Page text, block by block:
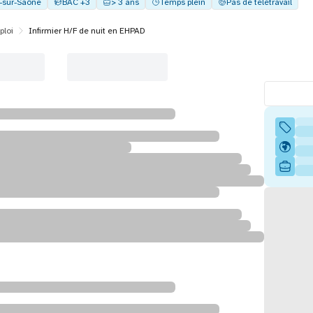
sur-Saône BAC +3 > 3 ans Temps plein Pas de télétravail
Infirmier H/F de nuit en EHPAD